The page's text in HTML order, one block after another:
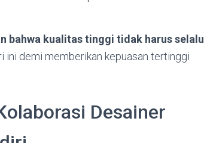
bahwa kualitas tinggi tidak harus selalu
ini demi memberikan kepuasan tertinggi
Desainer